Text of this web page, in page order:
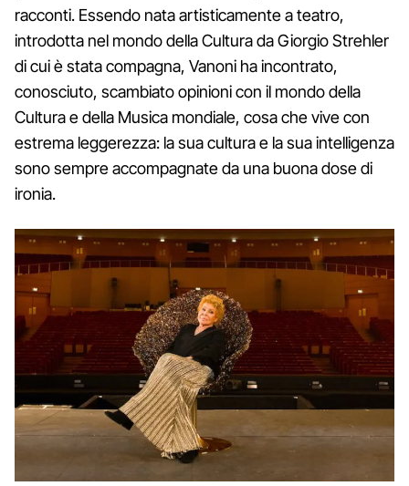
racconti. Essendo nata artisticamente a teatro,
introdotta nel mondo della Cultura da Giorgio Strehler
di cui è stata compagna, Vanoni ha incontrato,
conosciuto, scambiato opinioni con il mondo della
Cultura e della Musica mondiale, cosa che vive con
estrema leggerezza: la sua cultura e la sua intelligenza
sono sempre accompagnate da una buona dose di
ironia.